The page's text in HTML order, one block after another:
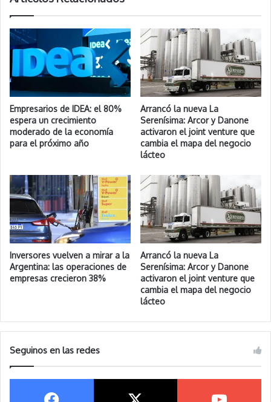
Empresarios de IDEA: el 80%
espera un crecimiento
moderado de la economía
para el próximo año
Arrancó la nueva La
Serenísima: Arcor y Danone
activaron el joint venture que
cambia el mapa del negocio
lácteo
Inversores vuelven a mirar a la
Argentina: las operaciones de
empresas crecieron 38%
Arrancó la nueva La
Serenísima: Arcor y Danone
activaron el joint venture que
cambia el mapa del negocio
lácteo
Seguinos en las redes